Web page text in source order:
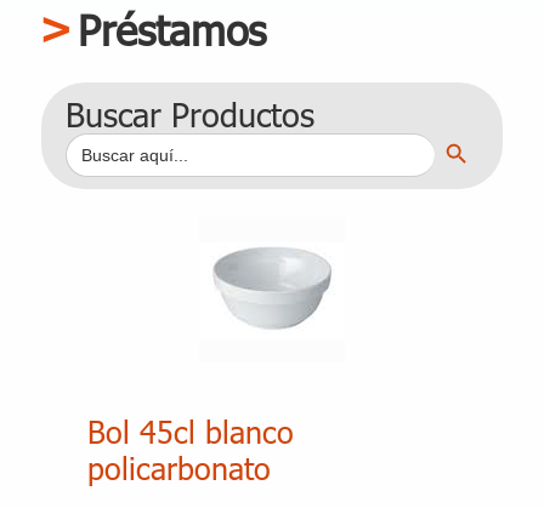
Préstamos
Buscar Productos
Buscar:
Bol 45cl blanco
policarbonato